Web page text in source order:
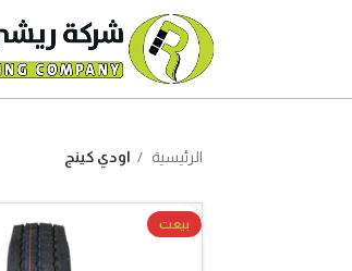
الرئيسية اودي كينج
بيعت